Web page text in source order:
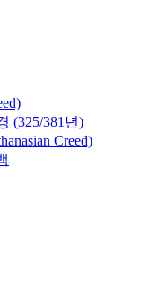
(325/381년)
Creed)